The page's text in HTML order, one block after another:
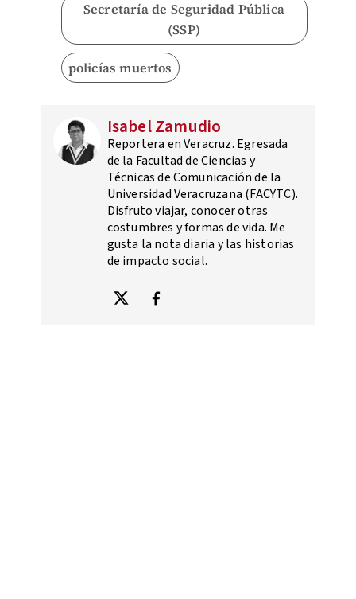
Secretaría de Seguridad Pública
(SSP)
policías muertos
Isabel Zamudio
Reportera en Veracruz. Egresada
de la Facultad de Ciencias y
Técnicas de Comunicación de la
Universidad Veracruzana (FACYTC).
Disfruto viajar, conocer otras
costumbres y formas de vida. Me
gusta la nota diaria y las historias
de impacto social.